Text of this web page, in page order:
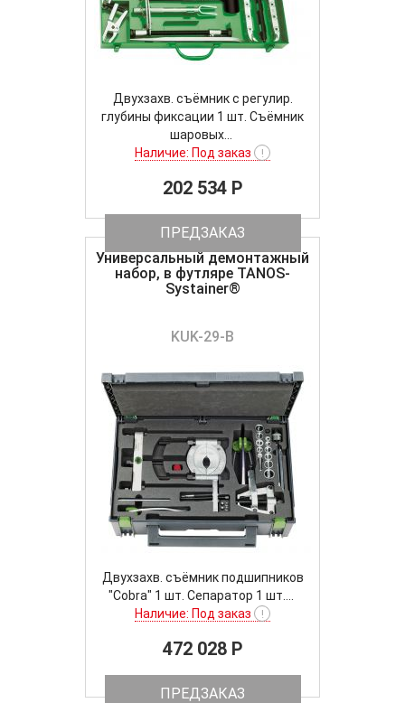
Двухзахв. съёмник с регулир.
глубины фиксации 1 шт. Съёмник
шаровых...
Наличие: Под заказ
!
202 534 P
ПРЕДЗАКАЗ
Универсальный демонтажный
набор, в футляре TANOS-
Systainer®
KUK-29-B
Двухзахв. съёмник подшипников
"Cobra" 1 шт. Сепаратор 1 шт....
Наличие: Под заказ
!
472 028 P
ПРЕДЗАКАЗ